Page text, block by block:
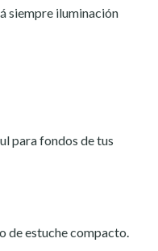
siempre iluminación
para fondos de tus
de estuche compacto.